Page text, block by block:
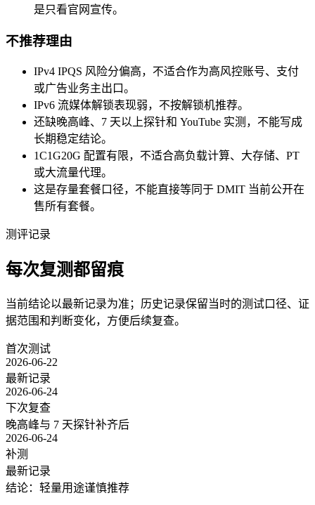
是只看官网宣传。
不推荐理由
IPv4 IPQS 风险分偏高，不适合作为高风控账号、支付
或广告业务主出口。
IPv6 流媒体解锁表现弱，不按解锁机推荐。
还缺晚高峰、7 天以上探针和 YouTube 实测，不能写成
长期稳定结论。
1C1G20G 配置有限，不适合高负载计算、大存储、PT
或大流量代理。
这是存量套餐口径，不能直接等同于 DMIT 当前公开在
售所有套餐。
测评记录
每次复测都留痕
当前结论以最新记录为准；历史记录保留当时的测试口径、证
据范围和判断变化，方便后续复查。
首次测试
2026-06-22
最新记录
2026-06-24
下次复查
晚高峰与 7 天探针补齐后
2026-06-24
补测
最新记录
结论：轻量用途谨慎推荐